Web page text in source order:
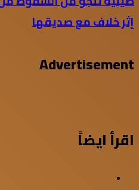
إثر خلاف مع صديقها
Advertisement
اقرأ ايضاً